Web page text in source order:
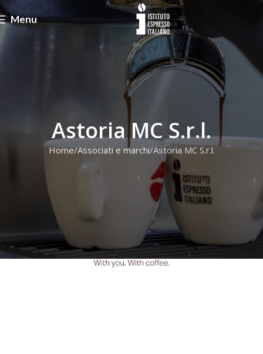
Menu
Astoria MC S.r.l.
Home Associati e marchi Astoria MC S.r.l.